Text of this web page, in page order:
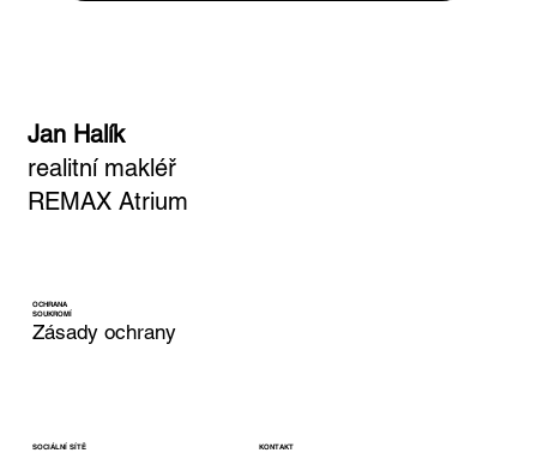
Jan Halík
realitní makléř
REMAX Atrium
OCHRANA
SOUKROMÍ
Zásady ochrany
SOCIÁLNÍ SÍTĚ KONTAKT